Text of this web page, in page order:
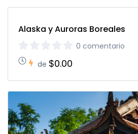
Alaska y Auroras Boreales
0 comentario
de $0.00